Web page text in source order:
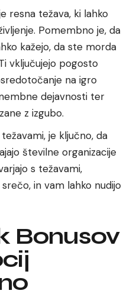
resna težava, ki lahko
Pomembno je, da
kažejo, da ste morda
vključujejo pogosto
na igro
dejavnosti ter
z izgubo.
je ključno, da
številne organizacije
s težavami,
in vam lahko nudijo
Bonusov